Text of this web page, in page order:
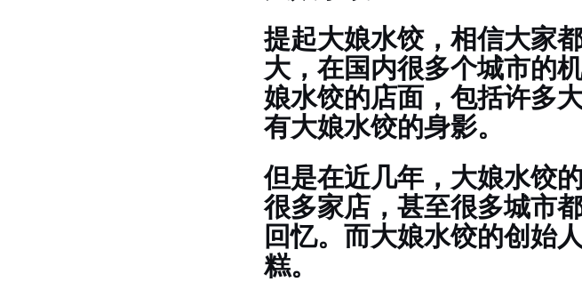
提起大娘水饺，相信大家
大，在国内很多个城市的
娘水饺的店面，包括许多
有大娘水饺的身影。
但是在近几年，大娘水饺
很多家店，甚至很多城市
回忆。而大娘水饺的创始
糕。